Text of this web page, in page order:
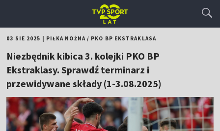
03 SIE 2025 PIŁKA NOŻNA/ PKO BP EKSTRAKLASA
Niezbędnik kibica 3. kolejki PKO BP
Ekstraklasy. Sprawdź terminarz i
przewidywane składy (1-3.08.2025)